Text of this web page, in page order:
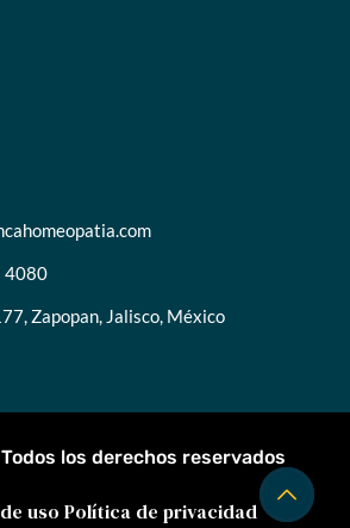
4080
Zapopan, Jalisco, México
los derechos reservados
uso Política de privacidad